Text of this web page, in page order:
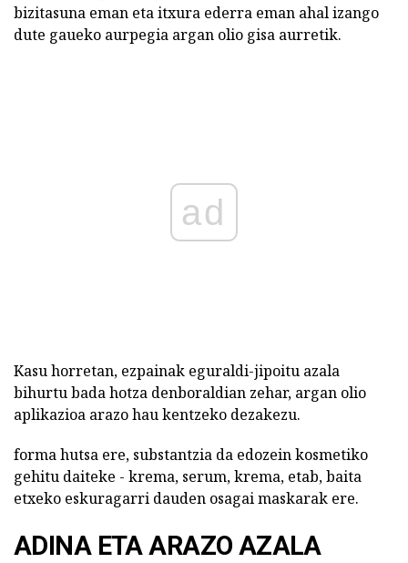
bizitasuna eman eta itxura ederra eman ahal izango
dute gaueko aurpegia argan olio gisa aurretik.
ad
Kasu horretan, ezpainak eguraldi-jipoitu azala
bihurtu bada hotza denboraldian zehar, argan olio
aplikazioa arazo hau kentzeko dezakezu.
forma hutsa ere, substantzia da edozein kosmetiko
gehitu daiteke - krema, serum, krema, etab, baita
etxeko eskuragarri dauden osagai maskarak ere.
ADINA ETA ARAZO AZALA